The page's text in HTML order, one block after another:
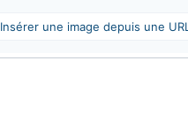
Insérer une image depuis une URL